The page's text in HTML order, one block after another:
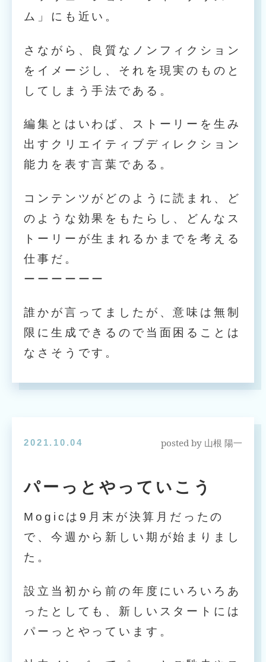
ム」にも近い。
さながら、良質なノンフィクション
をイメージし、それを現実のものと
してしまう手法である。
編集とはいわば、ストーリーを生み
出すクリエイティブディレクション
能力を表す言葉である。
コンテンツがどのように読まれ、ど
のような効果をもたらし、どんなス
トーリーが生まれるかまでを考える
仕事だ。
ーーーーーー
誰かが言ってましたが、意味は無制
限に生成できるので当面困ることは
なさそうです。
2021.10.04 posted by 山根 陽一
パーっとやっていこう
Mogicは9月末が決算月だったの
で、今週から新しい期が始まりまし
た。
設立当初から前の年度にいろいろあ
ったとしても、新しいスタートには
パーっとやっています。